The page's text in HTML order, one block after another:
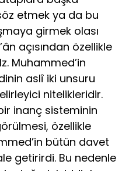
etmek ya da bu
girmek olası
açısın­dan özellikle
Muhammed’in
aslî iki unsuru
nitelikleridir.
inanç sisteminin
özellikle
bütün davet
getirirdi. Bu nedenle